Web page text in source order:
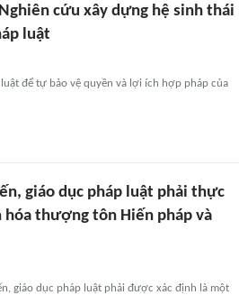
cứu xây dựng hệ sinh thái
luật
để tự bảo vệ quyền và lợi ích hợp pháp của
giáo dục pháp luật phải thực
thượng tôn Hiến pháp và
giáo dục pháp luật phải được xác định là một